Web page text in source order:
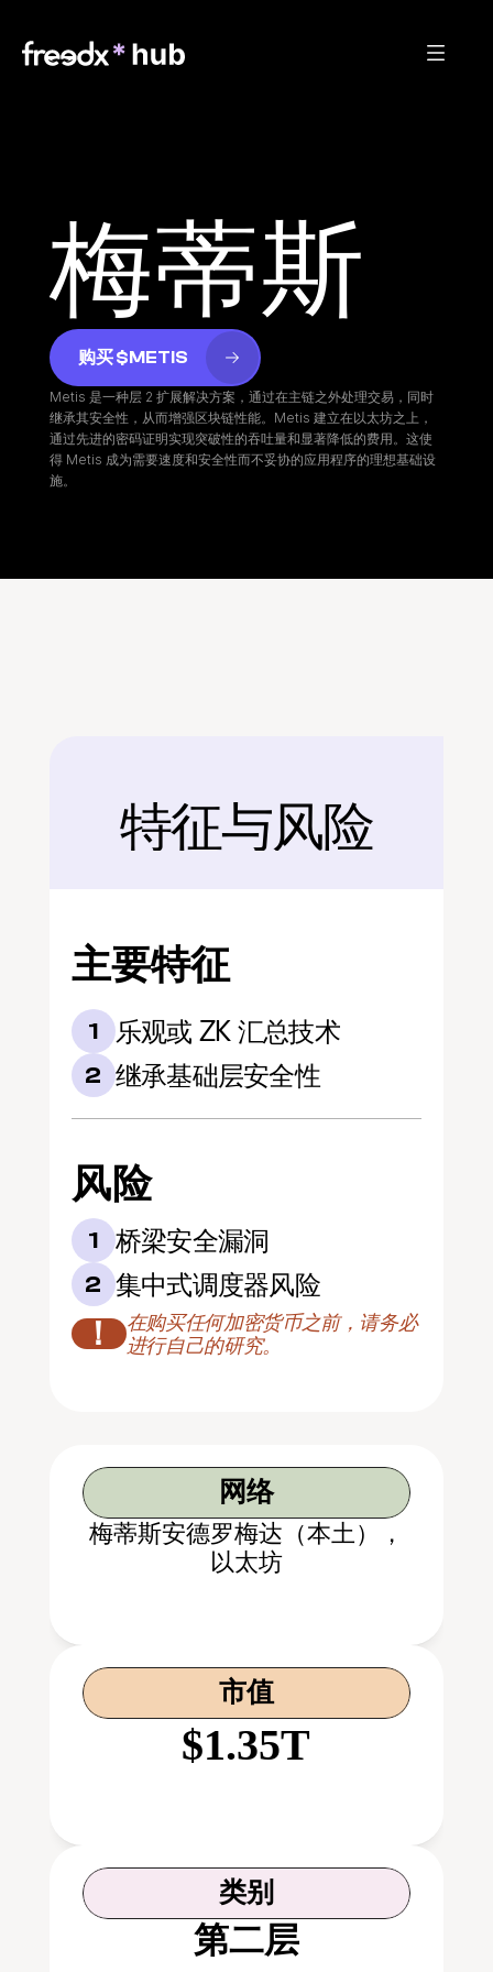
梅蒂斯
购买 $METIS
Metis 是一种层 2 扩展解决方案，通过在主链之外处理交易，同时
继承其安全性，从而增强区块链性能。Metis 建立在以太坊之上，
通过先进的密码证明实现突破性的吞吐量和显著降低的费用。这使
得 Metis 成为需要速度和安全性而不妥协的应用程序的理想基础设
施。
后面
特征与风险
主要特征
1 乐观或 ZK 汇总技术
2 继承基础层安全性
风险
1 桥梁安全漏洞
2 集中式调度器风险
！
在购买任何加密货币之前，请务必
进行自己的研究。
网络
梅蒂斯安德罗梅达（本土），
以太坊
市值
$1.35T
类别
第二层